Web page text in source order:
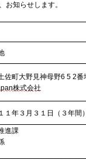
お知らせします。
町大野見神母野6 5 2番
株式会社
１年３月３１日（３年間
進課